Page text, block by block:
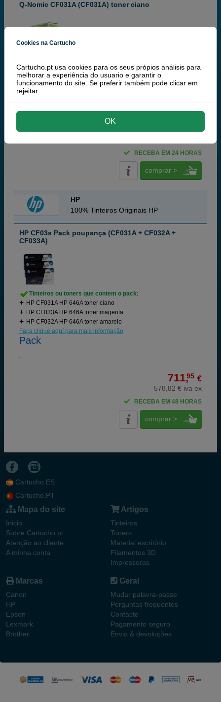
Q-Nomic CF031A (CF031A) toner ciano
ciano
12 500 páginas
137, €
RECEBA EM 24 HORAS
comprar >
HP
100% Tinteiros Originais HP
HP CF03s Pack poupança (CF031A + CF032A +
CF033A)
Tinteiros ou toners que contem o pack:
HP CF031A HP 646A toner ciano
HP CF033A HP 646A toner magenta
HP CF032A HP 646A toner amarelo
Faça clique aquí para mais informação
Pack
711,95 €
578,82 € iva ex
RECEBA EM 48 HORAS
comprar >
Cartucho.ES
Cartucho.PT
Mapa do site
Inicio
Sobre Cartucho.pt
Atenção ao cliente
A minha conta
Artigos
Tinteiros
Toners
Material escritório
Filamentos 3D
Impressoras
Marcas
Canon
HP
Epson
Lexmark
Brother
Geral
Mudar palavra-passe
Perguntas frequentes
Contacto
Pagamento seguro
Envio & devoluções
Cookies na Cartucho
Cartucho.pt usa cookies para os seus própios análisis para
melhorar a experiência do usuario e garantir o
funcionamento do site. Se preferir também pode clicar em
rejeitar.
OK